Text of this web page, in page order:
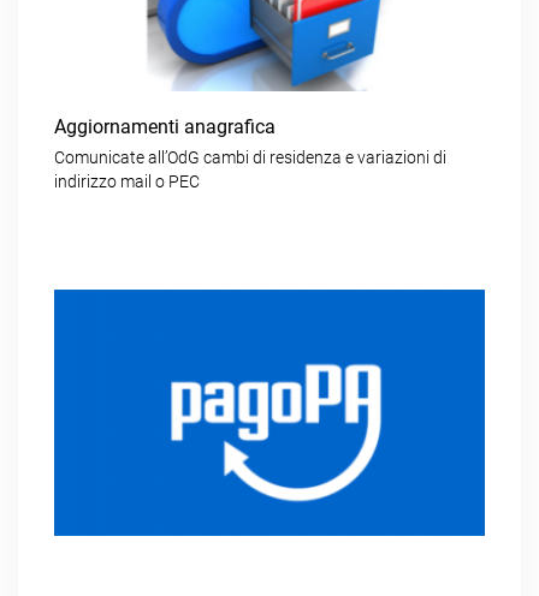
Aggiornamenti anagrafica
Comunicate all’OdG cambi di residenza e variazioni di
indirizzo mail o PEC